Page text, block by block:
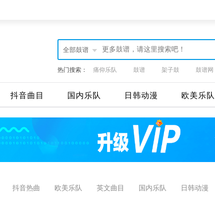
全部鼓谱
热门搜索： 痛仰乐队 鼓谱 架子鼓 鼓谱网
抖音曲目 国内乐队 日韩动漫 欧美乐队
抖音热曲 欧美乐队 英文曲目 国内乐队 日韩动漫